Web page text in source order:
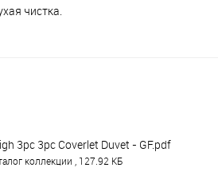
чистка.
3pc 3pc Coverlet Duvet - GF.pdf
коллекции , 127.92 КБ